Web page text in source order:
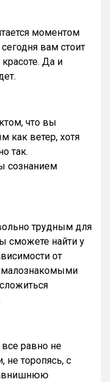
моментом
вам стоит
Да и
что вы
как ветер, хотя
так.
сознанием
трудным для
сможете найти у
от
малознакомыми
равно не
не торопясь, с